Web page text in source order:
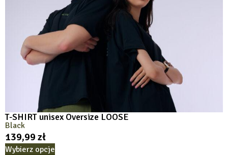
T-SHIRT unisex Oversize LOOSE
Black
139,99 zł
Wybierz opcje